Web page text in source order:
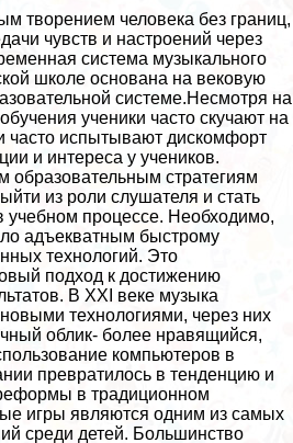
творением человека без границ,
чувств и настроений через
система музыкального
школе основана на вековую
системе.Несмотря на
ученики часто скучают на
часто испытывают дискомфорт
и интереса у учеников.
образовательным стратегиям
из роли слушателя и стать
учебном процессе. Необходимо,
адъекватным быстрому
технологий. Это
подход к достижению
В XXI веке музыка
технологиями, через них
облик- более нравящийся,
компьютеров в
превратилось в тенденцию и
в традиционном
игры являются одним из самых
среди детей. Большинство